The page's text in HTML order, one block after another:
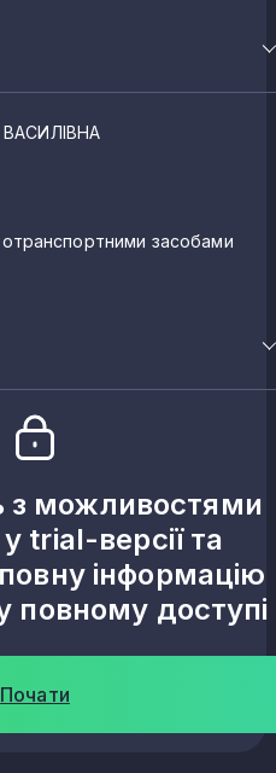
засобами
з можливостями
trial-версії та
інформацію
повному доступі
Почати